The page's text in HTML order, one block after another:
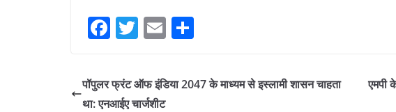
Fa
bo
ok
T
tte
r
E
re
पॉपुलर फ्रंट ऑफ इंडिया 2047 के माध्यम से इस्लामी शासन चाहता
था: एनआईए चार्जशीट
एमपी